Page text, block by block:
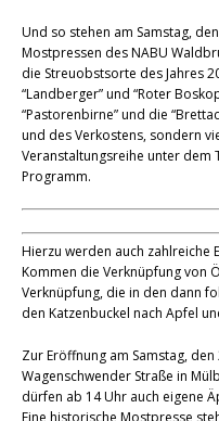
Und so stehen am Samstag,
Mostpressen des NABU
die Streuobstsorte des Jahres
“Landberger” und “Roter
“Pastorenbirne” und die
und des Verkostens, sondern
Veranstaltungsreihe unter dem
Programm.
Hierzu werden auch zahlreiche
Kommen die Verknüpfung von
Verknüpfung, die in den dann
den Katzenbuckel nach Apfel
Zur Eröffnung am Samstag,
Wagenschwender Straße in
dürfen ab 14 Uhr auch eigene
Eine historische Mostpresse